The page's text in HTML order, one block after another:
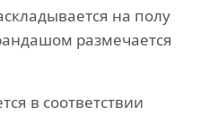
на полу
размечается
в соответствии